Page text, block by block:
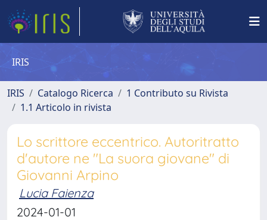
IRIS
IRIS Catalogo Ricerca
1 Contributo su Rivista
1.1 Articolo in rivista
Lo scrittore eccentrico. Autoritratto
d'autore ne "La suora giovane" di
Giovanni Arpino
Lucia Faienza
2024-01-01